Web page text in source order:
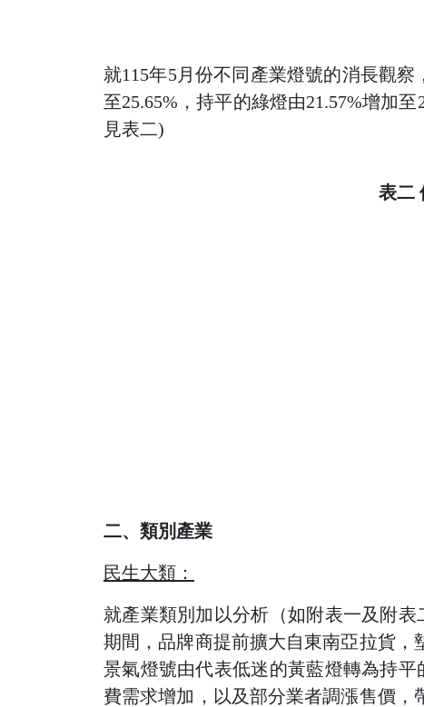
就115年5月份不同產業燈號的消長觀察
至25.65%，持平的綠燈由21.57%增加
見表二)
表二
二、類別產業
民生大類：
就產業類別加以分析（如附表一及附
期間，品牌商提前擴大自東南亞拉貨
景氣燈號由代表低迷的黃藍燈轉為持
費需求增加，以及部分業者調漲售價